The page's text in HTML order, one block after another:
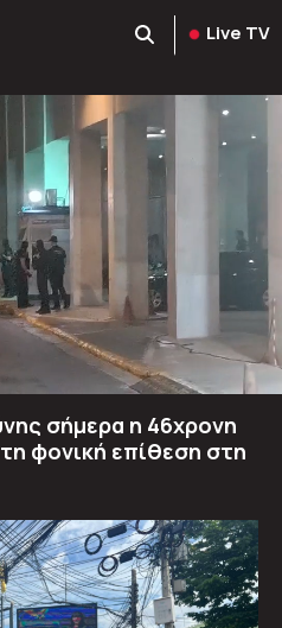
Live TV
σήμερα η 46χρονη
φονική επίθεση στη